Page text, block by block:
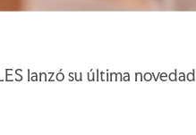
lanzó su última novedad